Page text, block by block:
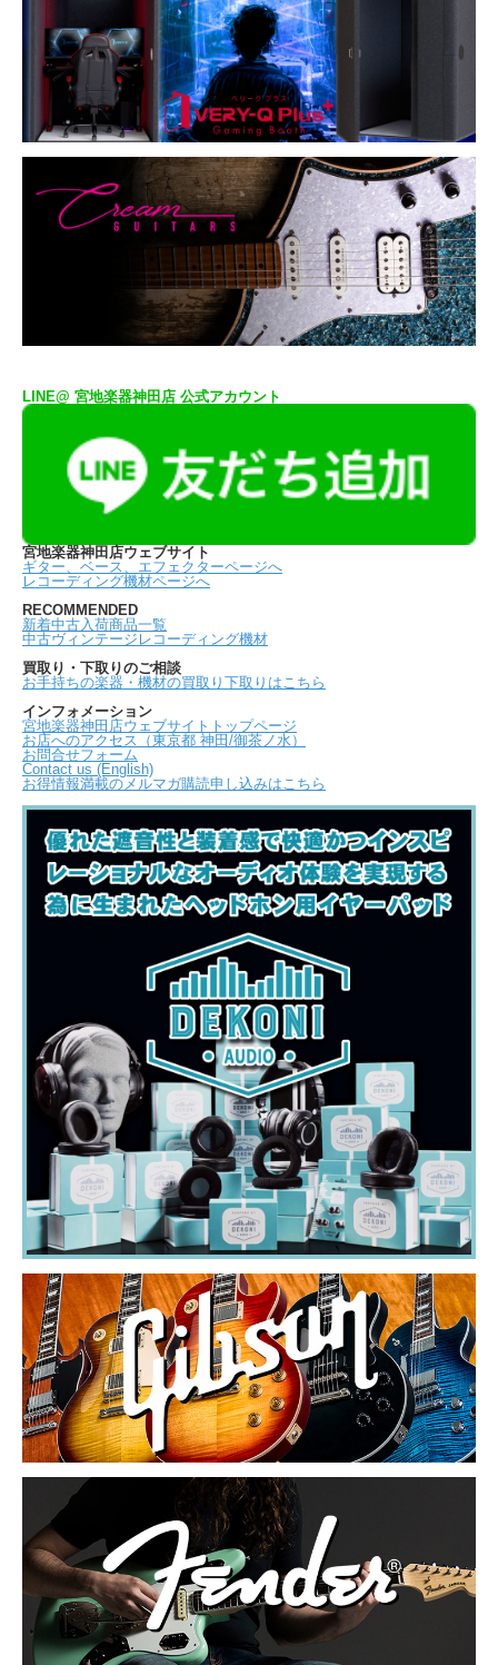
LINE@ 宮地楽器神田店 公式アカウント
宮地楽器神田店ウェブサイト
ギター、ベース、エフェクターページへ
レコーディング機材ページへ
RECOMMENDED
新着中古入荷商品一覧
中古ヴィンテージレコーディング機材
買取り・下取りのご相談
お手持ちの楽器・機材の買取り下取りはこちら
インフォメーション
宮地楽器神田店ウェブサイトトップページ
お店へのアクセス（東京都 神田/御茶ノ水）
お問合せフォーム
Contact us (English)
お得情報満載のメルマガ購読申し込みはこちら